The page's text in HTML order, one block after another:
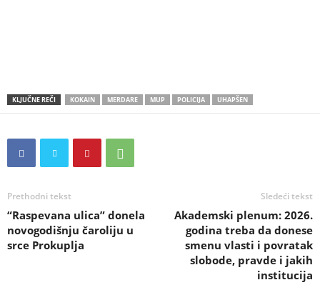
KLJUČNE REČI KOKAIN MERDARE MUP POLICIJA UHAPŠEN
Prethodni tekst
“Raspevana ulica” donela
novogodišnju čaroliju u
srce Prokuplja
Sledeći tekst
Akademski plenum: 2026.
godina treba da donese
smenu vlasti i povratak
slobode, pravde i jakih
institucija